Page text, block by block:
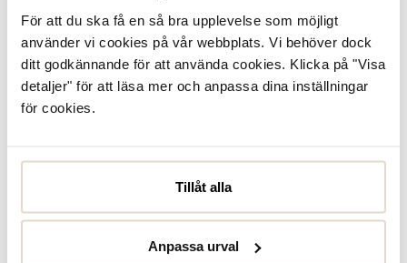
För att du ska få en så bra upplevelse som möjligt
använder vi cookies på vår webbplats. Vi behöver dock
ditt godkännande för att använda cookies. Klicka på "Visa
detaljer" för att läsa mer och anpassa dina inställningar
för cookies.
Tillåt alla
Anpassa urval
Produktbeskrivning
Cindy från Pax - sköna och snygga clogs med vadderad
fotbädd. Ovandelen är tillverkad i svart fuskpäls, designad
med bred tåbox och dekorativt guldfärgat spänne över
Skötselråd